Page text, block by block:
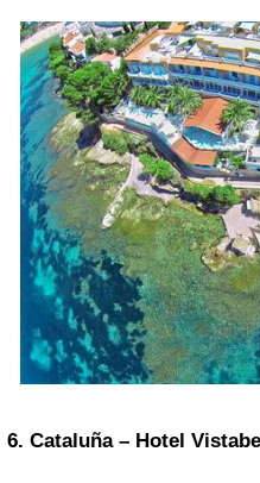
6. Cataluña – Hotel